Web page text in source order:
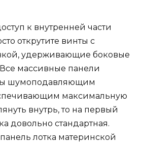
к внутренней части
открутите винты с
удерживающие боковые
массивные панели
шумоподавляющим
максимальную
внутрь, то на первый
довольно стандартная.
лотка материнской